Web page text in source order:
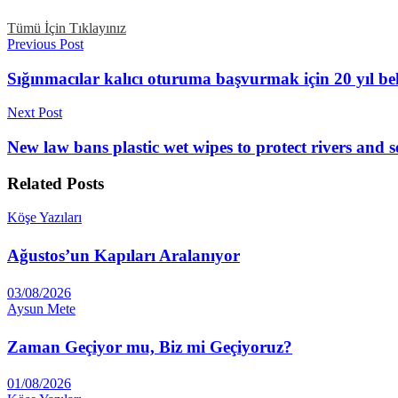
Tümü İçin Tıklayınız
Previous Post
Sığınmacılar kalıcı oturuma başvurmak için 20 yıl
Next Post
New law bans plastic wet wipes to protect rivers and
Related Posts
Köşe Yazıları
Ağustos’un Kapıları Aralanıyor
03/08/2026
Aysun Mete
Zaman Geçiyor mu, Biz mi Geçiyoruz?
01/08/2026